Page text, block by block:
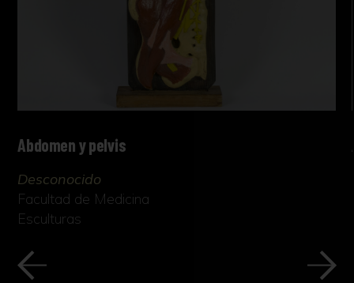
Abdomen y pelvis
Desconocido
Facultad de Medicina
Esculturas